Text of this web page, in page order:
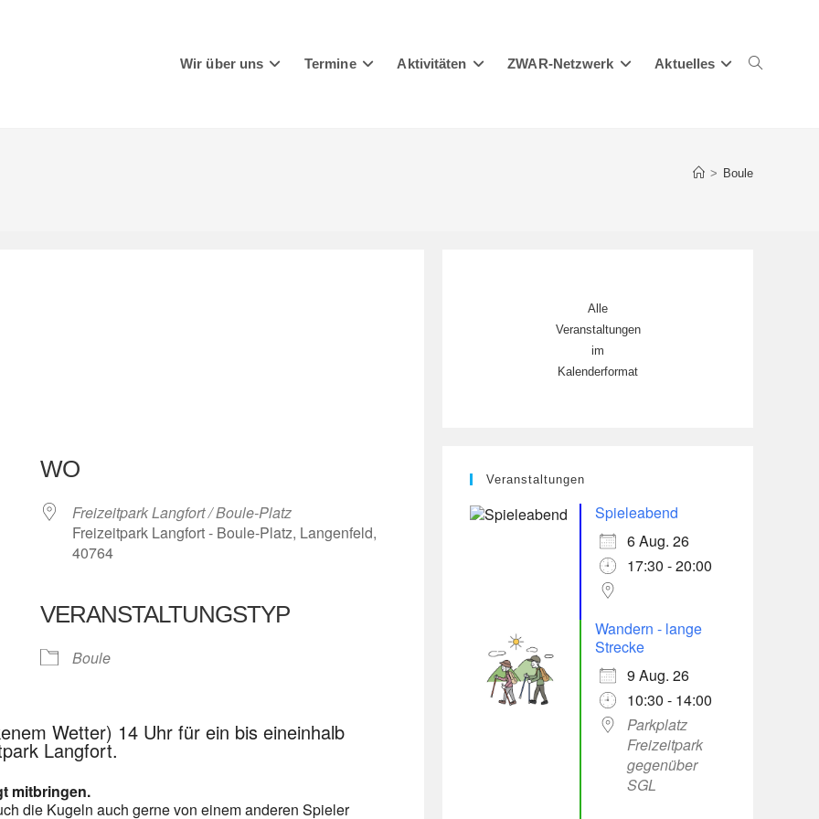
Wir über uns Termine Aktivitäten ZWAR-Netzwerk Aktuelles Website-
> Boule
Kalender iCalendar Outlook Live
WO
Freizeitpark Langfort / Boule-Platz
Freizeitpark Langfort - Boule-Platz, Langenfeld,
40764
VERANSTALTUNGSTYP
Boule
Wetter) 14 Uhr für ein bis eineinhalb
Langfort.
mitbringen.
die Kugeln auch gerne von einem anderen Spieler
Alle
Veranstaltungen
im
Kalenderformat
Veranstaltungen
Spieleabend
6 Aug. 26
17:30 - 20:00
Wandern - lange
Strecke
9 Aug. 26
10:30 - 14:00
Parkplatz
Freizeitpark
gegenüber
SGL